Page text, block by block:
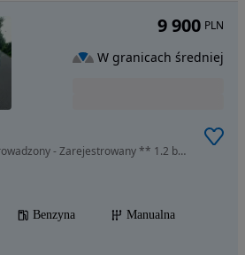
1149 cm3 • 60 KM • ** Sprowadzony - Zarejestrowany ** 1.2 benz. 60 KM ** KLIMA **
Benzyna
Manualna
9 900 PLN
W granicach średniej